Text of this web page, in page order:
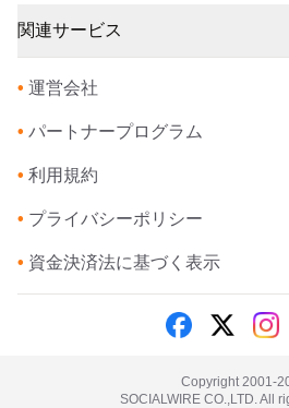
関連サービス
• 運営会社
• パートナープログラム
• 利用規約
• プライバシーポリシー
• 資金決済法に基づく表示
Copyright 2001-
SOCIALWIRE CO.,LTD. All